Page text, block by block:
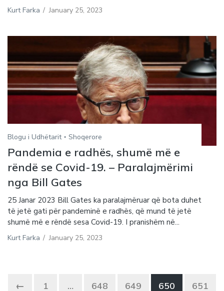
Kurt Farka / January 25, 2023
Blogu i Udhëtarit Shoqerore
Pandemia e radhës, shumë më e
rëndë se Covid-19. – Paralajmërimi
nga Bill Gates
25 Janar 2023 Bill Gates ka paralajmëruar që bota duhet
të jetë gati për pandeminë e radhës, që mund të jetë
shumë më e rëndë sesa Covid-19. I pranishëm në...
Kurt Farka / January 25, 2023
← 1 … 648 649 650 651